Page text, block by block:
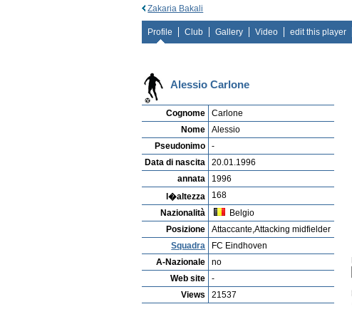
Zakaria Bakali
Profile Club Gallery Video edit this player
Alessio Carlone
Cognome
Carlone
Nome
Alessio
Pseudonimo
-
Data di nascita
20.01.1996
annata
1996
l�altezza
168
Nazionalità
Belgio
Posizione
Attaccante,Attacking midfielder
Squadra
FC Eindhoven
A-Nazionale
no
Web site
-
Views
21537